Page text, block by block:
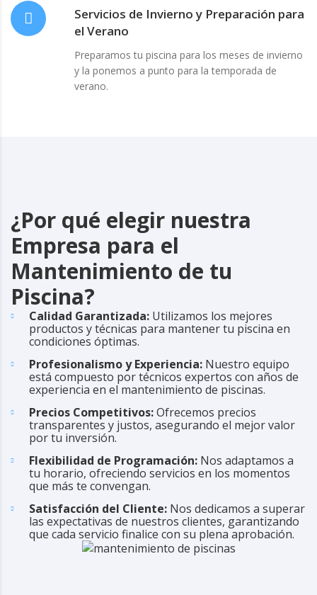
Servicios de Invierno y Preparación para
el Verano
Preparamos tu piscina para los meses de invierno
y la ponemos a punto para la temporada de
verano.
¿Por qué elegir nuestra
Empresa para el
Mantenimiento de tu
Piscina?
Calidad Garantizada: Utilizamos los mejores
productos y técnicas para mantener tu piscina en
condiciones óptimas.
Profesionalismo y Experiencia: Nuestro equipo
está compuesto por técnicos expertos con años de
experiencia en el mantenimiento de piscinas.
Precios Competitivos:Ofrecemos precios
transparentes y justos, asegurando el mejor valor
por tu inversión.
Flexibilidad de Programación: Nos adaptamos a
tu horario, ofreciendo servicios en los momentos
que más te convengan.
Satisfacción del Cliente: Nos dedicamos a superar
las expectativas de nuestros clientes, garantizando
que cada servicio finalice con su plena aprobación.